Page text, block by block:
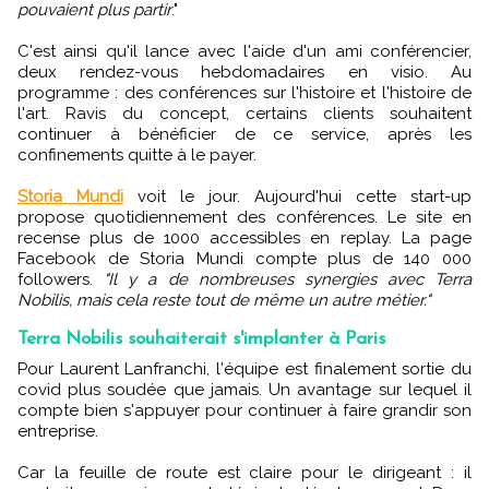
pouvaient plus partir."
C'est ainsi qu'il lance avec l'aide d'un ami conférencier,
deux rendez-vous hebdomadaires en visio. Au
programme : des conférences sur l'histoire et l'histoire de
l'art. Ravis du concept, certains clients souhaitent
continuer à bénéficier de ce service, après les
confinements quitte à le payer.
Storia Mundi voit le jour. Aujourd'hui cette start-up
propose quotidiennement des conférences. Le site en
recense plus de 1000 accessibles en replay. La page
Facebook de Storia Mundi compte plus de 140 000
followers.
"Il y a de nombreuses synergies avec Terra
Nobilis, mais cela reste tout de même un autre métier."
Terra Nobilis souhaiterait s'implanter à Paris
Pour Laurent Lanfranchi, l'équipe est finalement sortie du
covid plus soudée que jamais. Un avantage sur lequel il
compte bien s'appuyer pour continuer à faire grandir son
entreprise.
Car la feuille de route est claire pour le dirigeant : il